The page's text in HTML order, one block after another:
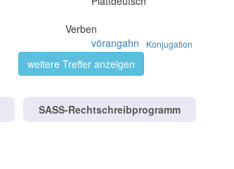
Verben
vörangahn Konjugation
weitere Treffer anzeigen
SASS-Rechtschreibprogramm